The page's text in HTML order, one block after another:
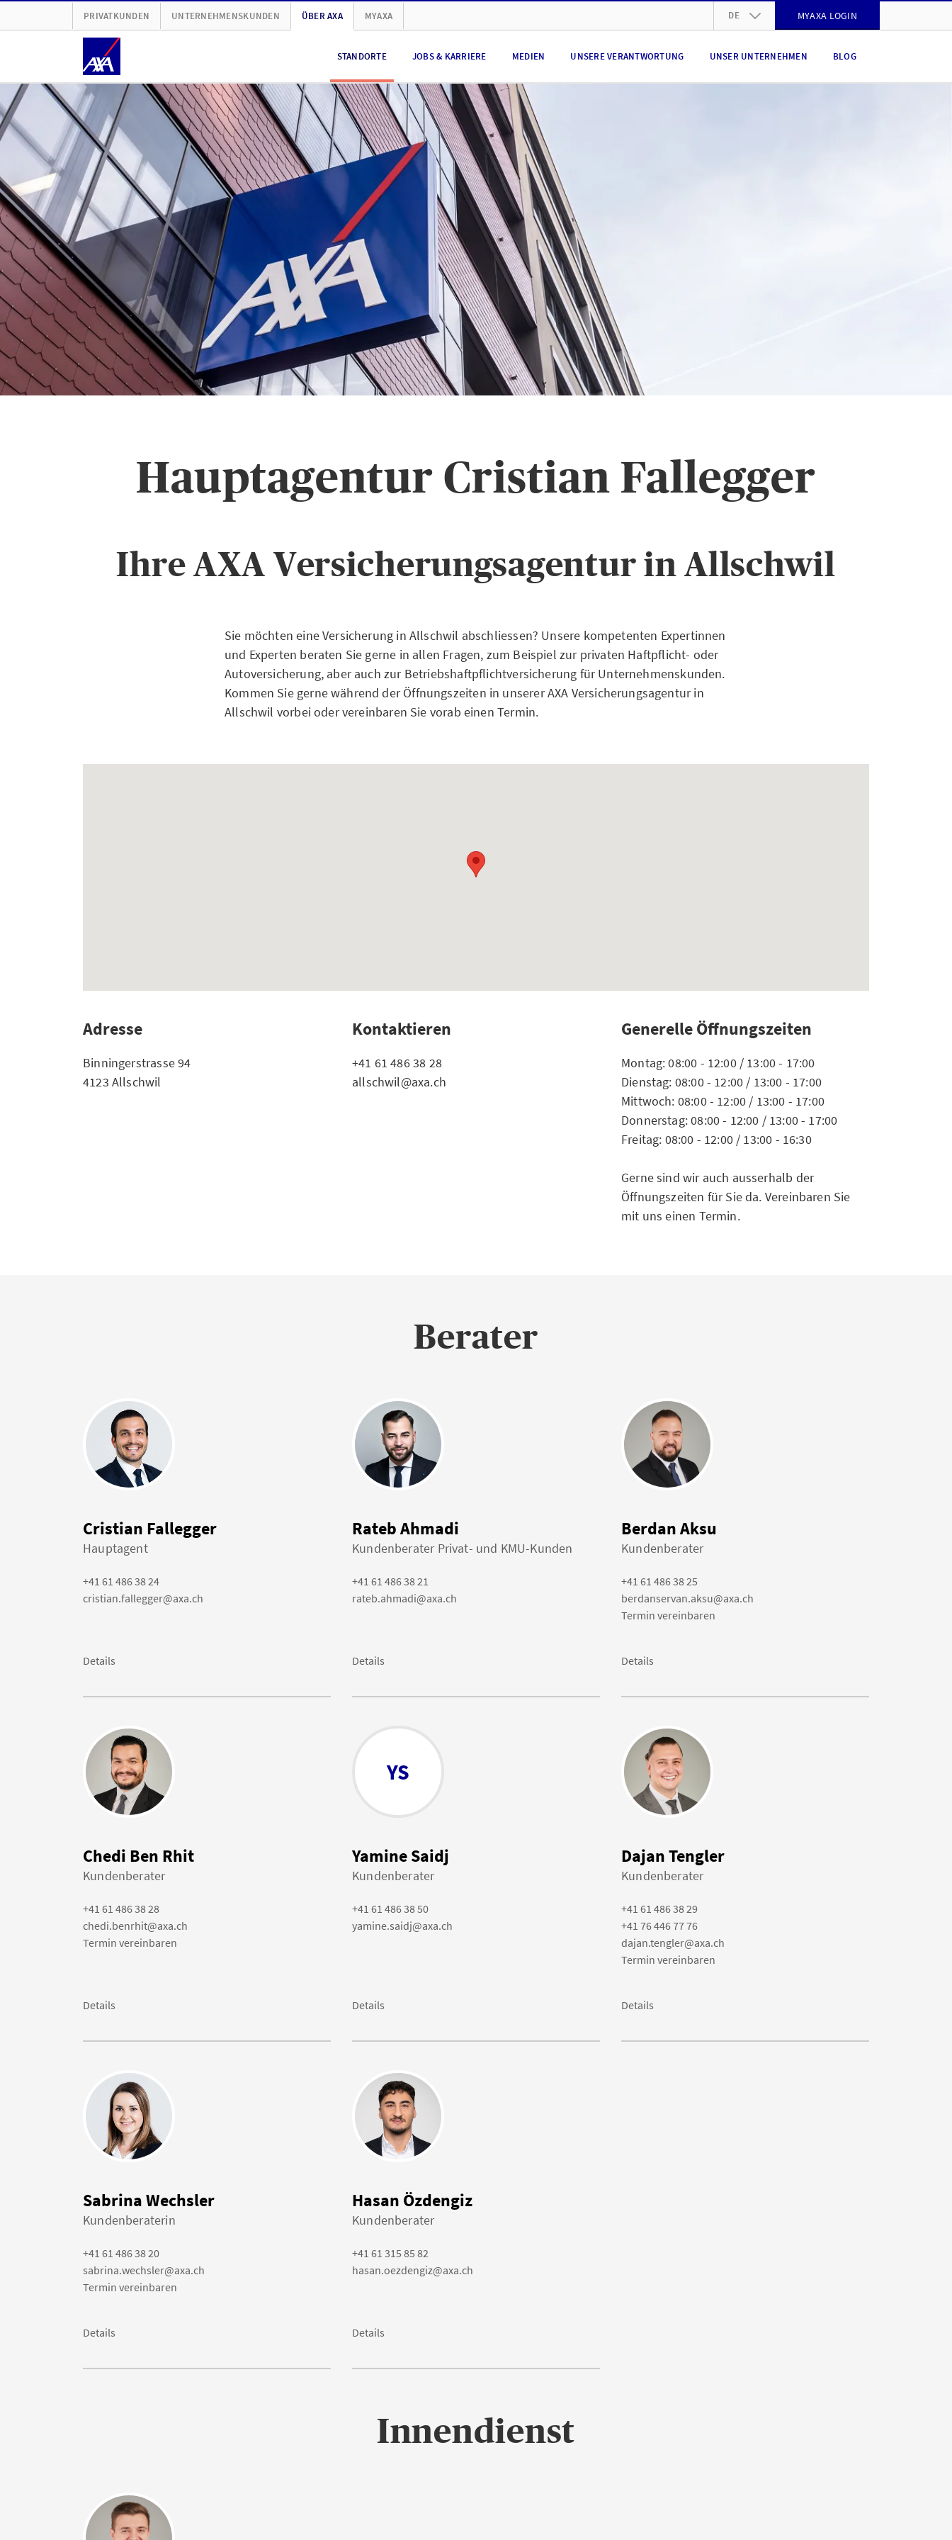
PRIVATKUNDEN UNTERNEHMENSKUNDEN ÜBER AXA MYAXA DE MYAXA LOGIN
STANDORTE JOBS & KARRIERE MEDIEN UNSERE VERANTWORTUNG UNSER UNTERNEHMEN BLOG
Hauptagentur Cristian Fallegger
Ihre AXA Versicherungsagentur in Allschwil
Sie möchten eine Versicherung in Allschwil abschliessen? Unsere kompetenten Expertinnen
und Experten beraten Sie gerne in allen Fragen, zum Beispiel zur privaten Haftpflicht- oder
Autoversicherung, aber auch zur Betriebshaftpflichtversicherung für Unternehmenskunden.
Kommen Sie gerne während der Öffnungszeiten in unserer AXA Versicherungsagentur in
Allschwil vorbei oder vereinbaren Sie vorab einen Termin.
Adresse
Binningerstrasse 94
4123 Allschwil
Kontaktieren
+41 61 486 38 28
allschwil@axa.ch
Generelle Öffnungszeiten
Montag: 08:00 - 12:00 / 13:00 - 17:00
Dienstag: 08:00 - 12:00 / 13:00 - 17:00
Mittwoch: 08:00 - 12:00 / 13:00 - 17:00
Donnerstag: 08:00 - 12:00 / 13:00 - 17:00
Freitag: 08:00 - 12:00 / 13:00 - 16:30
Gerne sind wir auch ausserhalb der
Öffnungszeiten für Sie da. Vereinbaren Sie
mit uns einen Termin.
Berater
Cristian Fallegger
Hauptagent
+41 61 486 38 24
cristian.fallegger@axa.ch
Details
Rateb Ahmadi
Kundenberater Privat- und KMU-Kunden
+41 61 486 38 21
rateb.ahmadi@axa.ch
Details
Berdan Aksu
Kundenberater
+41 61 486 38 25
berdanservan.aksu@axa.ch
Termin vereinbaren
Details
Chedi Ben Rhit
Kundenberater
+41 61 486 38 28
chedi.benrhit@axa.ch
Termin vereinbaren
Details
YS
Yamine Saidj
Kundenberater
+41 61 486 38 50
yamine.saidj@axa.ch
Details
Dajan Tengler
Kundenberater
+41 61 486 38 29
+41 76 446 77 76
dajan.tengler@axa.ch
Termin vereinbaren
Details
Sabrina Wechsler
Kundenberaterin
+41 61 486 38 20
sabrina.wechsler@axa.ch
Termin vereinbaren
Details
Hasan Özdengiz
Kundenberater
+41 61 315 85 82
hasan.oezdengiz@axa.ch
Details
Innendienst